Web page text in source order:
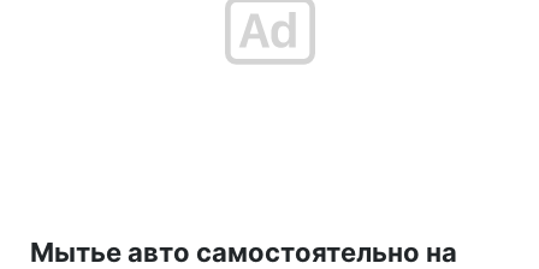
Мытье авто самостоятельно на